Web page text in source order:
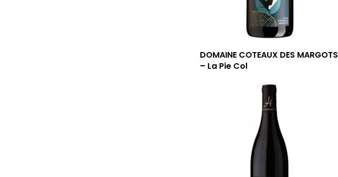
DOMAINE COTEAUX DES MARGOTS
– La Pie Col